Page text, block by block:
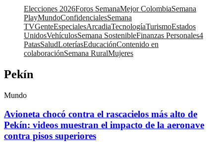
Elecciones 2026Foros SemanaMejor ColombiaSemana
PlayMundoConfidencialesSemana
TVGenteEspecialesArcadiaTecnologíaTurismoEstados
UnidosVehículosSemana SostenibleFinanzas Personales4
PatasSaludLoteríasEducaciónContenido en
colaboraciónSemana RuralMujeres
Pekín
Mundo
Avioneta chocó contra el rascacielos más alto de
Pekín: videos muestran el impacto de la aeronave
contra pisos superiores